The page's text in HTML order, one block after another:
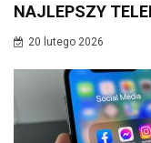
NAJLEPSZY
20 lutego 2026